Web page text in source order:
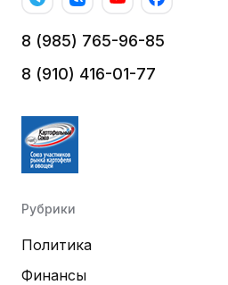
8 (985) 765-96-85
8 (910) 416-01-77
Рубрики
Политика
Финансы